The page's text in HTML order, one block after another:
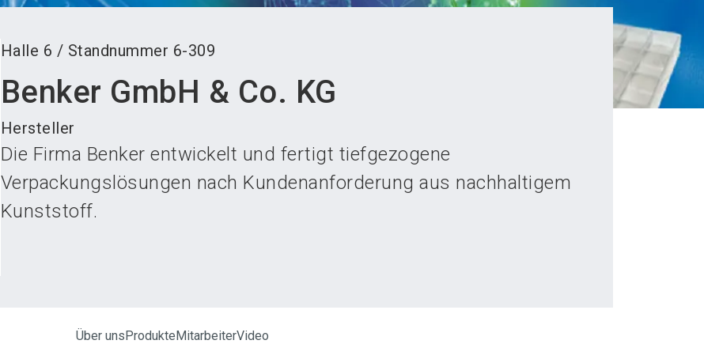
Halle 6 / Standnummer 6-309
Benker GmbH & Co. KG
Hersteller
Die Firma Benker entwickelt und fertigt tiefgezogene
Verpackungslösungen nach Kundenanforderung aus nachhaltigem
Kunststoff.
Über unsProdukteMitarbeiterVideo